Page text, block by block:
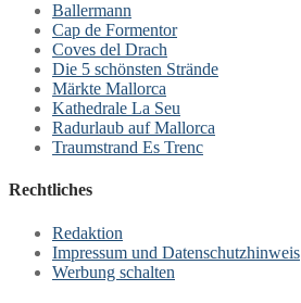
Ballermann
Cap de Formentor
Coves del Drach
Die 5 schönsten Strände
Märkte Mallorca
Kathedrale La Seu
Radurlaub auf Mallorca
Traumstrand Es Trenc
Rechtliches
Redaktion
Impressum und Datenschutzhinweis
Werbung schalten